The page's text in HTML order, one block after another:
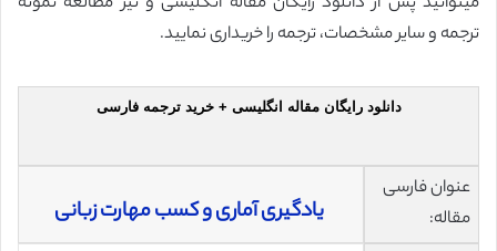
ترجمه و سایر مشخصات، ترجمه را خریداری نمایید.
دانلود رایگان مقاله انگلیسی + خرید ترجمه فارسی
عنوان فارسی
مقاله:
یادگیری آماری و کسب مهارت زبانی